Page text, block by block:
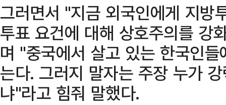
그러면서 "지금 외국인에게 지방
투표 요건에 대해 상호주의를 강
며 "중국에서 살고 있는 한국인
는다. 그러지 말자는 주장 누가
냐"라고 힘줘 말했다.